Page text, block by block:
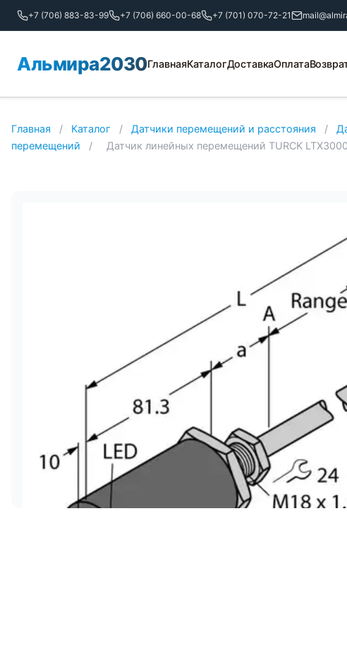
+7 (706) 883-83-99 +7 (706) 660-00-68 +7 (701) 070-72-21
Альмира2030ГлавнаяКаталогДоставкаОплата
Главная / Каталог / Датчики перемещений и расстояния /
перемещений
/ Датчик линейных перемещений TURCK